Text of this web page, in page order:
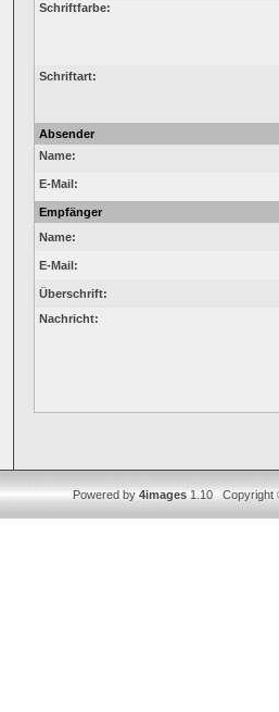
Schriftfarbe:
Schriftart:
Absender
Name:
E-Mail:
Empfänger
Name:
E-Mail:
Überschrift:
Nachricht:
Powered by4images1.10 Copyright